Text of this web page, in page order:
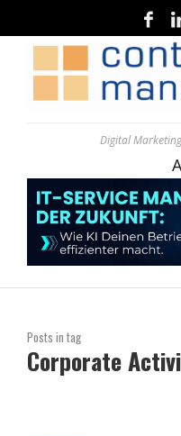
Digital
Posts in tag
Corporate